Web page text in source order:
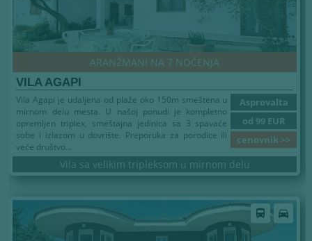
ARANŽMANI NA 7 NOĆENJA
VILA AGAPI
Asprovalta
od 99 EUR
cenovnik >>
Vila Agapi je udaljena od plaže oko 150m smeštena u
mirnom delu mesta. U našoj ponudi je kompletno
opremljen triplex, smeštajna jedinica sa 3 spavaće
sobe i izlazom u dovrište. Preporuka za porodice ili
veće društvo...
Vila sa velikim tripleksom u mirnom delu
Leto 2026 directions_bus directions_car